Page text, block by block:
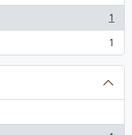
1
1